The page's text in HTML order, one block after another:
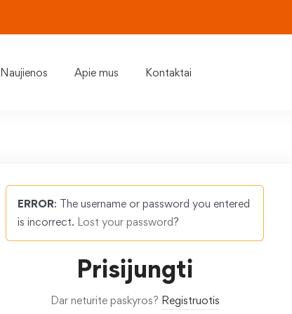
Naujienos Apie mus Kontaktai
ERROR: The username or password you entered
is incorrect. Lost your password?
Prisijungti
Dar neturite paskyros? Registruotis